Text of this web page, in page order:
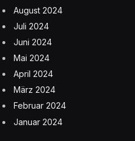
August 2024
Juli 2024
Juni 2024
Mai 2024
April 2024
März 2024
Februar 2024
Januar 2024